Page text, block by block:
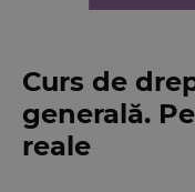
Curs de
generală.
reale